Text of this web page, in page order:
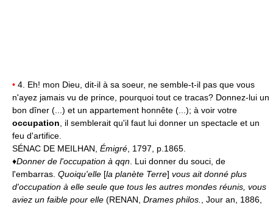
• 4. Eh! mon Dieu, dit-il à sa soeur, ne semble-t-il pas que vous
n'ayez jamais vu de prince, pourquoi tout ce tracas? Donnez-lui un
bon dîner (...) et un appartement honnête (...); à voir votre
occupation, il semblerait qu'il faut lui donner un spectacle et un
feu d'artifice.
SÉNAC DE MEILHAN, Émigré, 1797, p.1865.
♦Donner de l'occupation à qqn. Lui donner du souci, de
l'embarras. Quoiqu'elle [la planète Terre] vous ait donné plus
d'occupation à elle seule que tous les autres mondes réunis, vous
aviez un faible pour elle (RENAN, Drames philos., Jour an, 1886,